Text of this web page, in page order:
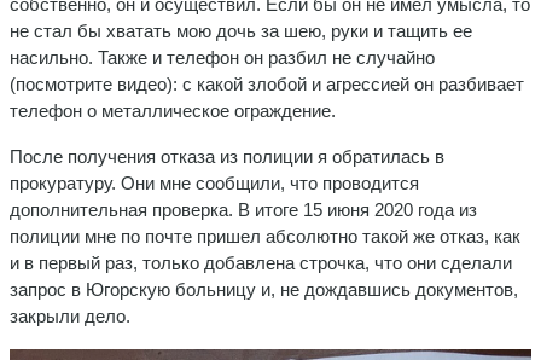
не стал бы хватать мою дочь за шею, руки и тащить ее
насильно. Также и телефон он разбил не случайно
(посмотрите видео): с какой злобой и агрессией он разбивает
телефон о металлическое ограждение.
После получения отказа из полиции я обратилась в
прокуратуру. Они мне сообщили, что проводится
дополнительная проверка. В итоге 15 июня 2020 года из
полиции мне по почте пришел абсолютно такой же отказ, как
и в первый раз, только добавлена строчка, что они сделали
запрос в Югорскую больницу и, не дождавшись документов,
закрыли дело.